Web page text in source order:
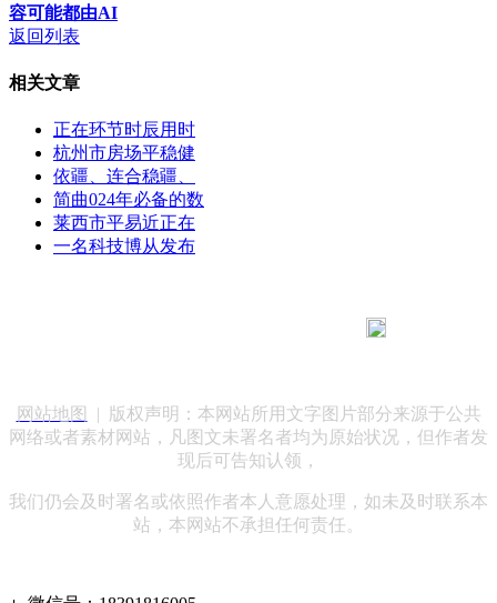
容可能都由AI
返回列表
相关文章
正在环节时辰用时
杭州市房场平稳健
依疆、连合稳疆、
简曲024年必备的数
莱西市平易近正在
一名科技博从发布
网站地图
| 版权声明：本网站所用文字图片部分来源于公共
网络或者素材网站，凡图文未署名者均为原始状况，但作者发
现后可告知认领，
我们仍会及时署名或依照作者本人意愿处理，如未及时联系本
站，本网站不承担任何责任。